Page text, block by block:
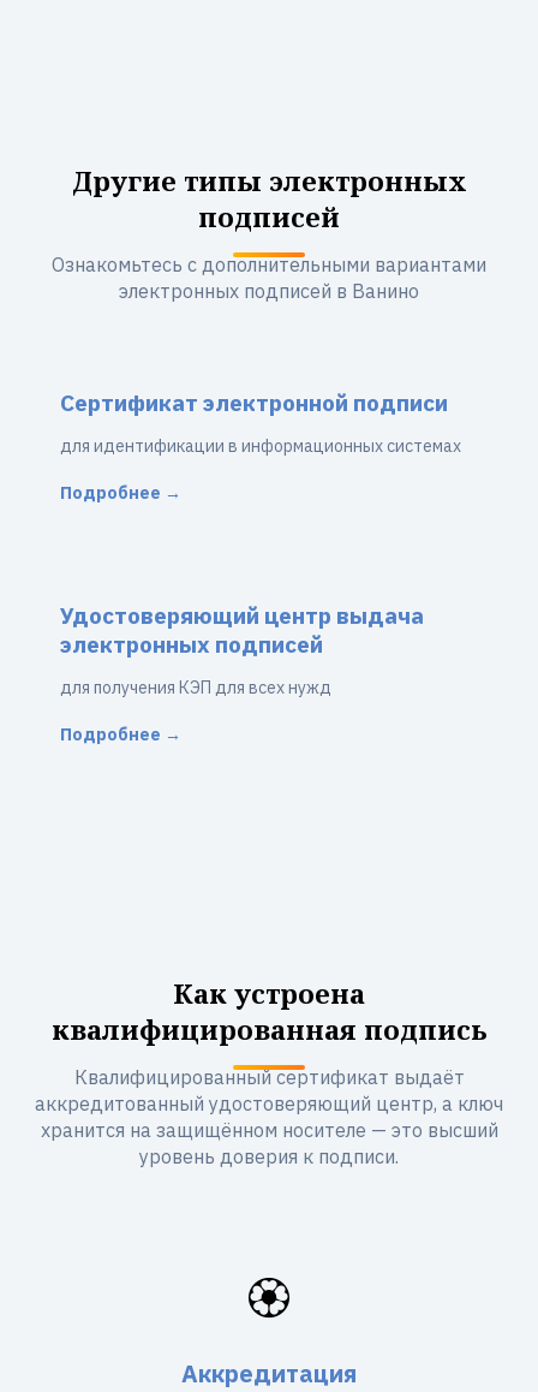
Другие типы электронных
подписей
Ознакомьтесь с дополнительными вариантами
электронных подписей в Ванино
Сертификат электронной подписи
для идентификации в информационных системах
Подробнее →
Удостоверяющий центр выдача
электронных подписей
для получения КЭП для всех нужд
Подробнее →
Как устроена
квалифицированная подпись
Квалифицированный сертификат выдаёт
аккредитованный удостоверяющий центр, а ключ
хранится на защищённом носителе — это высший
уровень доверия к подписи.
🏵️
Аккредитация